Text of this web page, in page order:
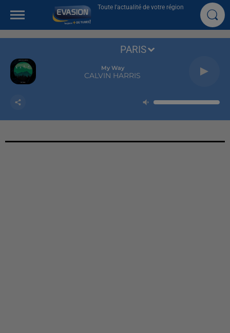
Toute l'actualité de votre région
My Way
CALVIN HARRIS
PARIS